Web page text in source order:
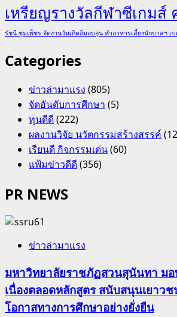
เหรียญรางวัลกีฬาซีเกมส์
รัชนี ชุมเพ็ชร จัดงานวันเกิดอิ่มอบอุ่น ทำอาหารเลี้ยงนักบาสฯ
Categories
ข่าวล่ามาแรง (805)
จัดอันดับการศึกษา (5)
ทุนดีดี(222)
ผลงานวิจัย นวัตกรรมสร้างสรรค์
เรียนดี กิจกรรมเด่น(60)
แฟ้มข่าวดีดี(356)
PR NEWS
ข่าวล่ามาแรง
มหาวิทยาลัยราชภัฏสวนสุนันทา ม
เนื่องตลอดหลักสูตร สนับสนุนเยาวช
โอกาสทางการศึกษาอย่างยั่งยืน